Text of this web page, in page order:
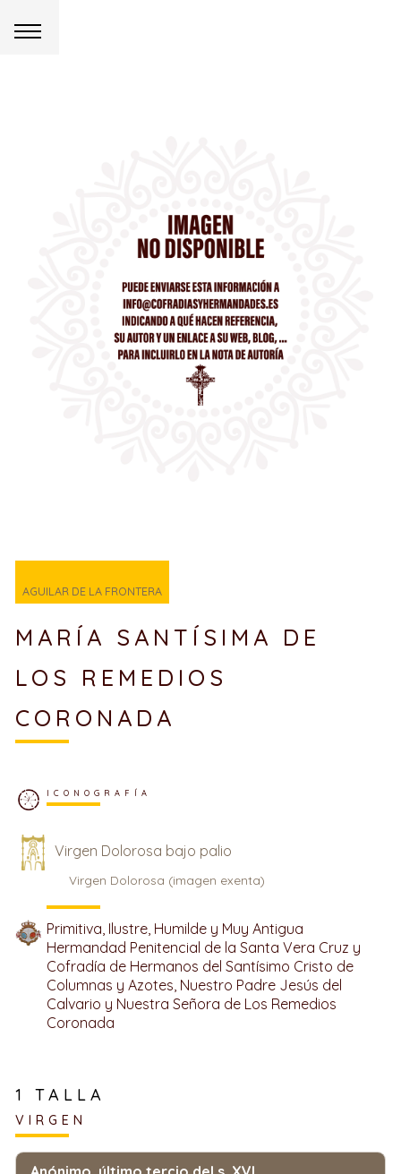
AGUILAR DE LA FRONTERA
MARÍA SANTÍSIMA DE
LOS REMEDIOS
CORONADA
ICONOGRAFÍA
Virgen Dolorosa bajo palio
Virgen Dolorosa (imagen exenta)
Primitiva, Ilustre, Humilde y Muy Antigua
Hermandad Penitencial de la Santa Vera Cruz y
Cofradía de Hermanos del Santísimo Cristo de
Columnas y Azotes, Nuestro Padre Jesús del
Calvario y Nuestra Señora de Los Remedios
Coronada
1 TALLA
VIRGEN